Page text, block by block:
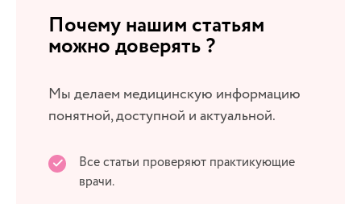
Почему нашим статьям
можно доверять ?
Мы делаем медицинскую информацию
понятной, доступной и актуальной.
Все статьи проверяют практикующие
врачи.